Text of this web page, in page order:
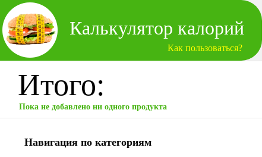
Калькулятор калорий
Как пользоваться?
Итого:
Пока не добавлено ни одного продукта
Навигация по категориям